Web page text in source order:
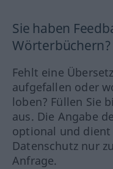
Sie haben
Wörterbüchern?
Fehlt eine
aufgefallen oder
loben? Füllen Sie
aus. Die Angabe
optional und dient
Datenschutz nur
Anfrage.